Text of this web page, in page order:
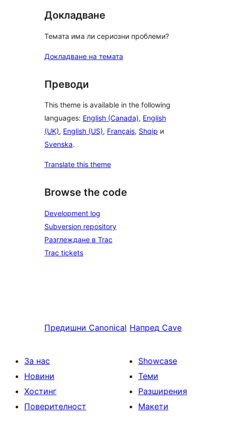
Докладване
Темата има ли сериозни проблеми?
Докладване на темата
Преводи
This theme is available in the following
languages: English (Canada), English
(UK), English (US), Français, Shqip и
Svenska.
Translate this theme
Browse the code
Development log
Subversion repository
Разглеждане в Trac
Trac tickets
Предишни Canonical Напред Cave
За нас
Новини
Хостинг
Поверителност
Showcase
Теми
Разширения
Макети